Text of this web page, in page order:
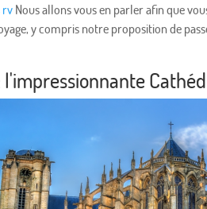
rvNous allons vous en parler afin que
y compris notre proposition de